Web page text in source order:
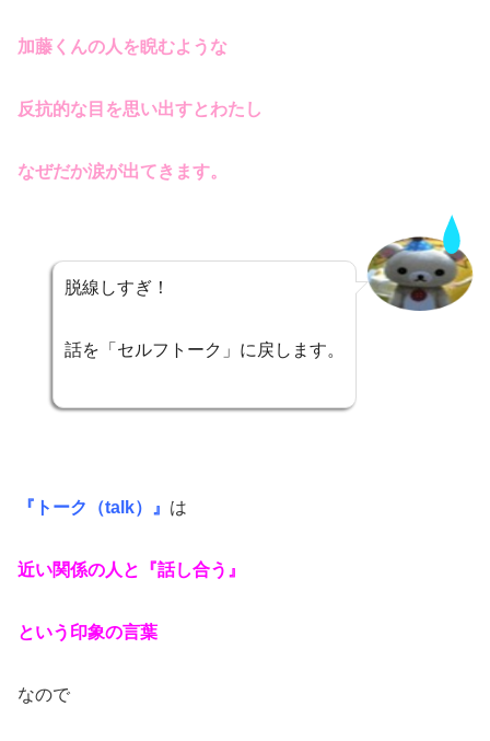
加藤くんの人を睨むような
反抗的な目を思い出すとわたし
なぜだか涙が出てきます。
脱線 しすぎ！
話を「セルフトーク」に戻します。
『トーク（talk）』 は
近い関係の人と『話し合う』
という印象の言葉
なので